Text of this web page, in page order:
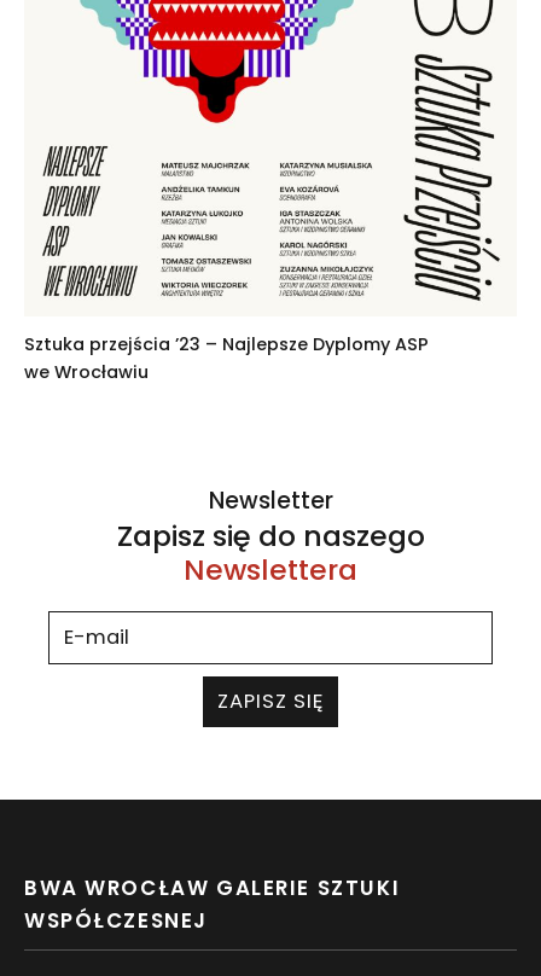
Sztuka przejścia ’23 – Najlepsze Dyplomy ASP
we Wrocławiu
Newsletter
Zapisz się do naszego
Newslettera
ZAPISZ SIĘ
BWA WROCŁAW GALERIE SZTUKI
WSPÓŁCZESNEJ